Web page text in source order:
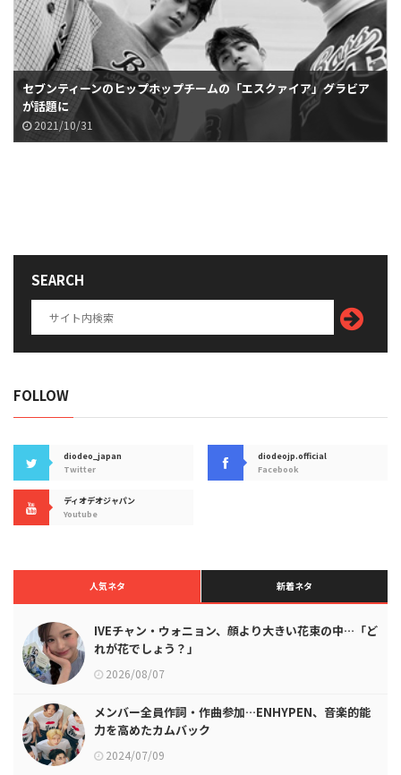
セブンティーンのヒップホップチームの「エスクァイア」グラビア
が話題に
2021/10/31
SEARCH
FOLLOW
diodeo_japan
Twitter
diodeojp.official
Facebook
ディオデオジャパン
Youtube
人気ネタ 新着ネタ
IVEチャン・ウォニョン、顔より大きい花束の中…「ど
れが花でしょう？」
2026/08/07
メンバー全員作詞・作曲参加…ENHYPEN、音楽的能
力を高めたカムバック
2024/07/09